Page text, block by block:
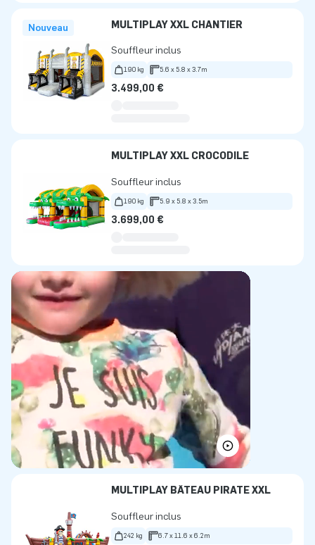
Nouveau MULTIPLAY XXL CHANTIER
Souffleur inclus
190 kg 5.6 x 5.8 x 3.7m
3.499,00 €
MULTIPLAY XXL CROCODILE
Souffleur inclus
190 kg 5.9 x 5.8 x 3.5m
3.699,00 €
MULTIPLAY BÂTEAU PIRATE XXL
Souffleur inclus
242 kg 6.7 x 11.6 x 6.2m